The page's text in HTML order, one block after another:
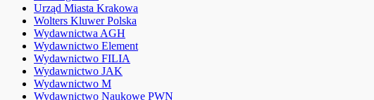
Urząd Miasta Krakowa
Wolters Kluwer Polska
Wydawnictwa AGH
Wydawnictwo Element
Wydawnictwo FILIA
Wydawnictwo JAK
Wydawnictwo M
Wydawnictwo Naukowe PWN